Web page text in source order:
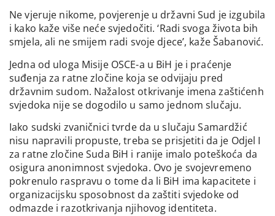
Ne vjeruje nikome, povjerenje u državni Sud je izgubila
i kako kaže više neće svjedočiti. ‘Radi svoga života bih
smjela, ali ne smijem radi svoje djece’, kaže Šabanović.
Jedna od uloga Misije OSCE-a u BiH je i praćenje
suđenja za ratne zločine koja se odvijaju pred
državnim sudom. Nažalost otkrivanje imena zaštićenh
svjedoka nije se dogodilo u samo jednom slučaju.
Iako sudski zvaničnici tvrde da u slučaju Samardžić
nisu napravili propuste, treba se prisjetiti da je Odjel I
za ratne zločine Suda BiH i ranije imalo poteškoća da
osigura anonimnost svjedoka. Ovo je svojevremeno
pokrenulo raspravu o tome da li BiH ima kapacitete i
organizacijsku sposobnost da zaštiti svjedoke od
odmazde i razotkrivanja njihovog identiteta.